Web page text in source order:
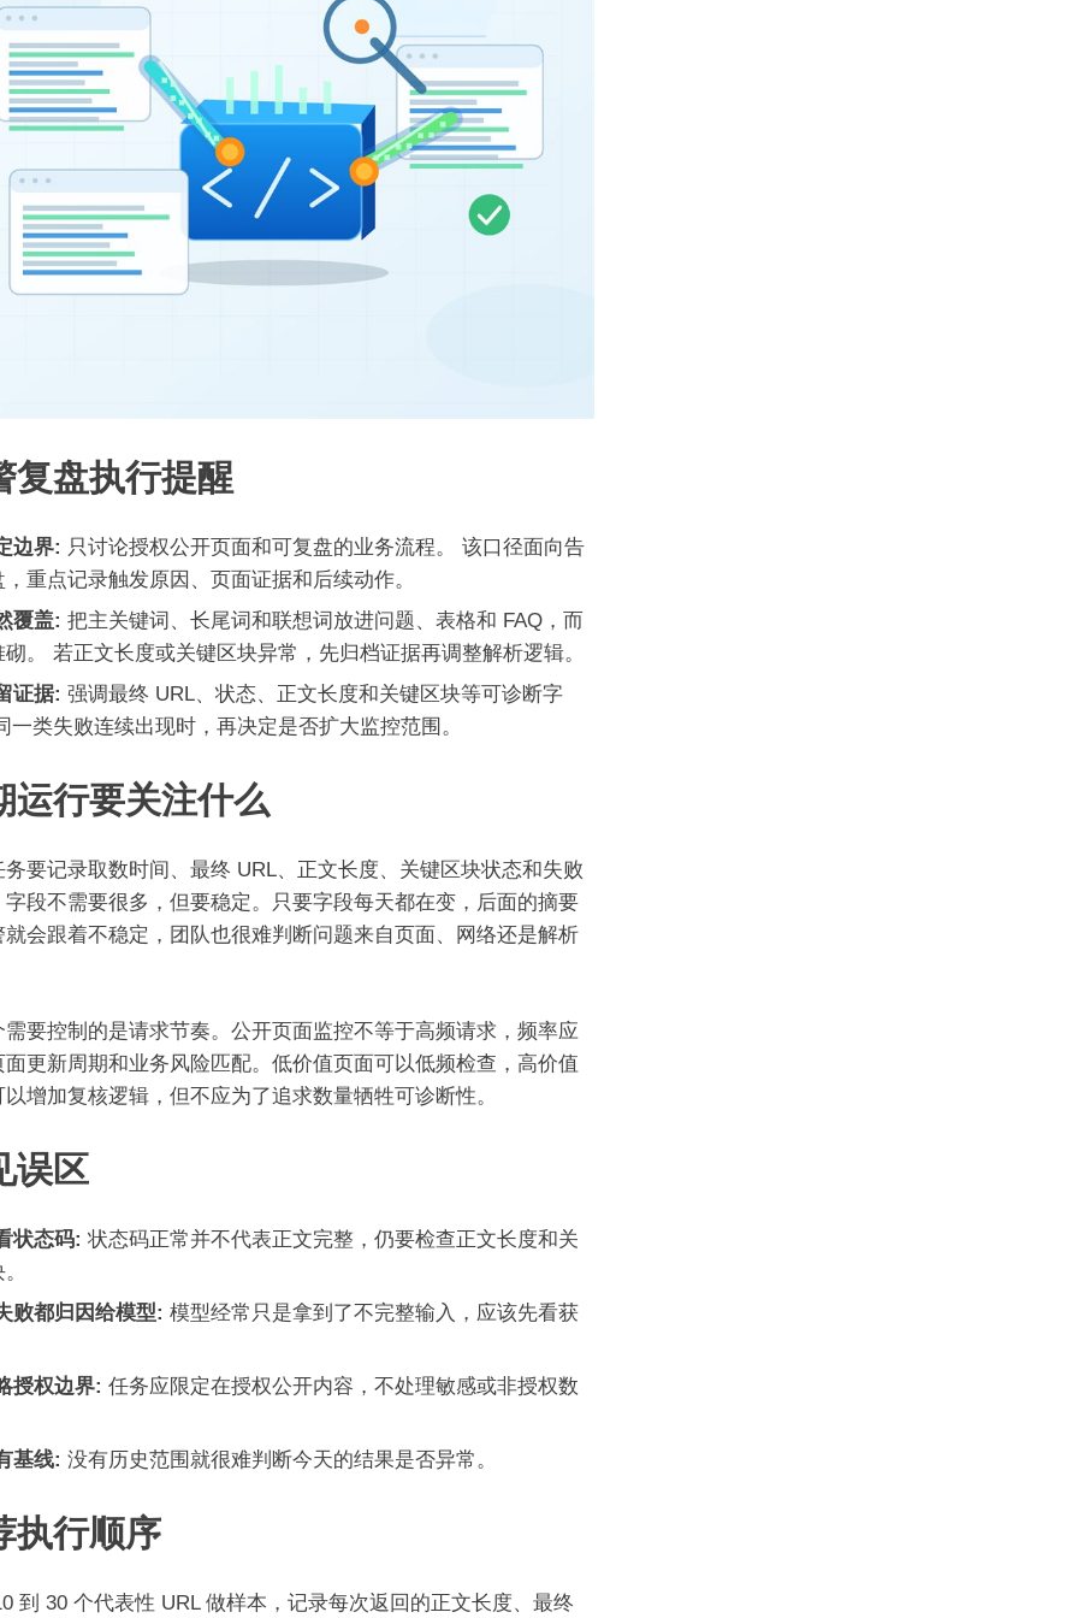
复盘执行提醒
边界: 只讨论授权公开页面和可复盘的业务流程。 该口径面向告
重点记录触发原因、页面证据和后续动作。
覆盖: 把主关键词、长尾词和联想词放进问题、表格和 FAQ，而
砌。 若正文长度或关键区块异常，先归档证据再调整解析逻辑。
证据: 强调最终 URL、状态、正文长度和关键区块等可诊断字
一类失败连续出现时，再决定是否扩大监控范围。
运行要关注什么
务要记录取数时间、最终 URL、正文长度、关键区块状态和失败
字段不需要很多，但要稳定。只要字段每天都在变，后面的摘要
就会跟着不稳定，团队也很难判断问题来自页面、网络还是解析
需要控制的是请求节奏。公开页面监控不等于高频请求，频率应
面更新周期和业务风险匹配。低价值页面可以低频检查，高价值
增加复核逻辑，但不应为了追求数量牺牲可诊断性。
误区
状态码: 状态码正常并不代表正文完整，仍要检查正文长度和关
败都归因给模型: 模型经常只是拿到了不完整输入，应该先看获
授权边界: 任务应限定在授权公开内容，不处理敏感或非授权数
基线: 没有历史范围就很难判断今天的结果是否异常。
执行顺序
到 30 个代表性 URL 做样本，记录每次返回的正文长度、最终